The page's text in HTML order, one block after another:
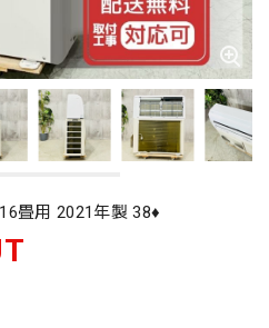
畳用 2021年製 38♦️